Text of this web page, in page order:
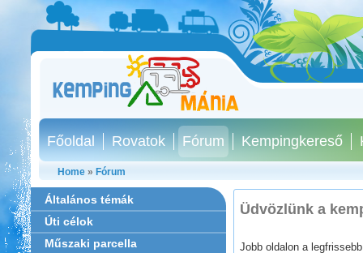
Főoldal Rovatok Fórum Kempingkereső
Home » Fórum
Általános témák
Úti célok
Műszaki parcella
Üdvözlünk a
Jobb oldalon a